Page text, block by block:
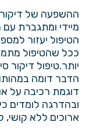
ההשפעה של דיקור
מיידי ומתגברת
הטיפול יעזור
ככל שהטיפול
יותר.טיפול דיקור
הדבר דומה
דוגמת רכיבה על
ובהדרגה לומדים
ארוכים ללא